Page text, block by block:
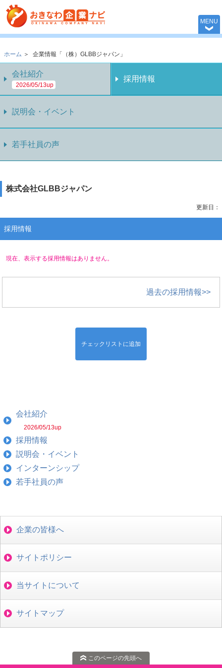
おきなわ企業
MENU
ホーム ＞ 企業情報「（株）GLBBジャパン」
会社紹介
2026/05/13up
採用情報
説明会・イベント
若手社員の声
株式会社GLBBジャパン
更新日：
採用情報
現在、表示する採用情報はありません。
過去の採用情報>>
チェックリストに追加
会社紹介
2026/05/13up
採用情報
説明会・イベント
インターンシップ
若手社員の声
企業の皆様へ
サイトポリシー
当サイトについて
サイトマップ
このページの先頭へ